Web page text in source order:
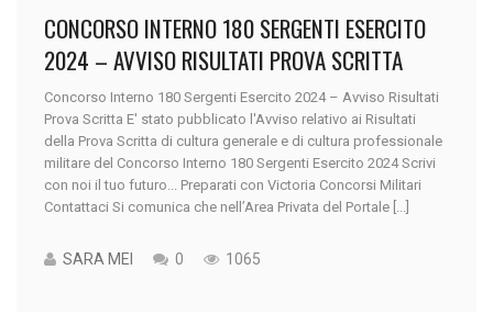
CONCORSO INTERNO 180 SERGENTI ESERCITO
2024 – AVVISO RISULTATI PROVA SCRITTA
Concorso Interno 180 Sergenti Esercito 2024 – Avviso Risultati
Prova Scritta E' stato pubblicato l'Avviso relativo ai Risultati
della Prova Scritta di cultura generale e di cultura professionale
militare del Concorso Interno 180 Sergenti Esercito 2024 Scrivi
con noi il tuo futuro... Preparati con Victoria Concorsi Militari
Contattaci Si comunica che nell’Area Privata del Portale [...]
SARA MEI 0 1065